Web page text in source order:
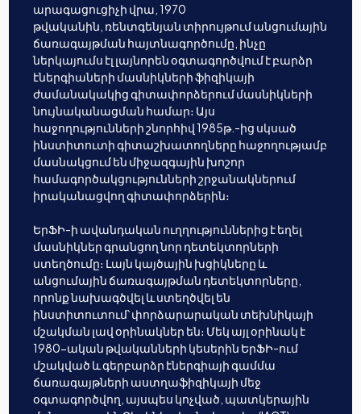
արագացուցիչի վրա, 1970
թվականին, ռենտգենյան տիրույթում անցումային
ճառագայթման հայտնագործումը, ինչը
ներկայումս էլ լայնորեն օգտագործվում է բարձր
էներգիաների մասնիկների ֆիզիկայի
ժամանակակից գիտափորձերում մասնիկների
նույնականացման համար։ Այս
հաջողությունների շնորհիվ 1985թ.-ից սկսած
ինստիտուտի գիտաշխատողները հաջողությամբ
մասնակցում են միջազգային խոշոր
համագործակցությունների շրջանակներում
իրականացվող գիտափորձերին։
ԵրՖԻ-ի ավանդական ուղղություններից է եղել
մասնիկներ գրանցող նոր դետեկտորների
ստեղծումը։ Լայն կայծային խցիկները և
անցումային ճառագայթման դետեկտորները,
որոնք նախագծվել և ստեղծվել են
ինստիտուտում՝ փորձարարական տեխնիկայի
մշակման լավ օրինակներ են։ Մեկ այլ օրինակ է
1980-ական թվականների կեսերին ԵրՖԻ-ում
մշակված և գերբարձր էներգիայի գամմա
ճառագայթների աստղաֆիզիկայի մեջ
օգտագործվող, այսպես կոչված, պատկերային